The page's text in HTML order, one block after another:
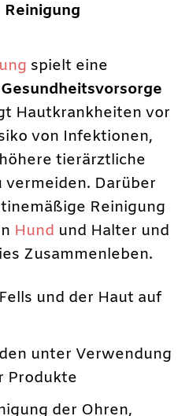
spielt eine
Gesundheitsvorsorge
Hautkrankheiten vor
von Infektionen,
tierärztliche
vermeiden. Darüber
Reinigung
Hund und Halter und
Zusammenleben.
und der Haut auf
unter Verwendung
Produkte
der Ohren,